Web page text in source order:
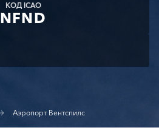
КОД ICAO
NFND
Аэропорт Вентспилс